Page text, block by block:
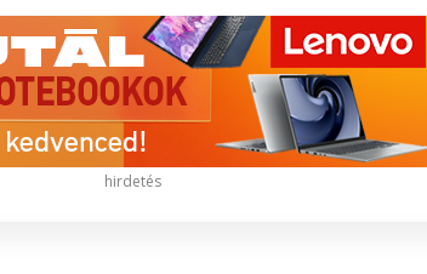
hirdetés